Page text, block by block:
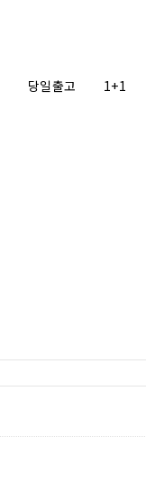
당일출고 1+1